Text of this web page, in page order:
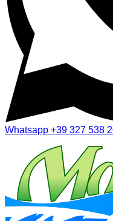
Whatsapp +39 327 538